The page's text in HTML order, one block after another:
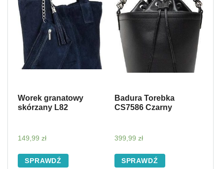
Worek granatowy
skórzany L82
149,99 zł
SPRAWDŹ
Badura Torebka
CS7586 Czarny
399,99 zł
SPRAWDŹ